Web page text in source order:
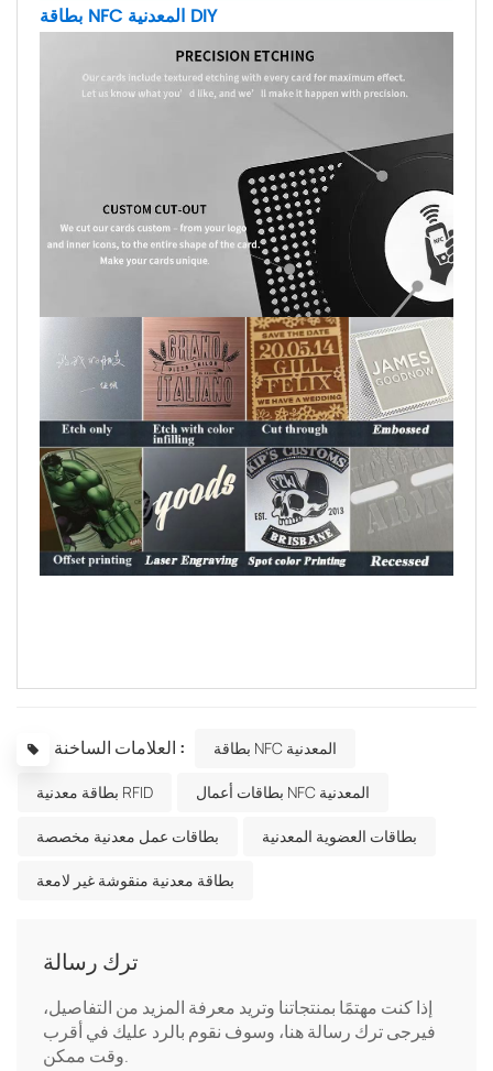
بطاقة NFC المعدنية DIY
العلامات الساخنة : بطاقة NFC المعدنية
بطاقة معدنية RFID بطاقات أعمال NFC المعدنية
بطاقات عمل معدنية مخصصة بطاقات العضوية المعدنية
بطاقة معدنية منقوشة غير لامعة
ترك رسالة
إذا كنت مهتمًا بمنتجاتنا وتريد معرفة المزيد من التفاصيل،
فيرجى ترك رسالة هنا، وسوف نقوم بالرد عليك في أقرب
وقت ممكن.